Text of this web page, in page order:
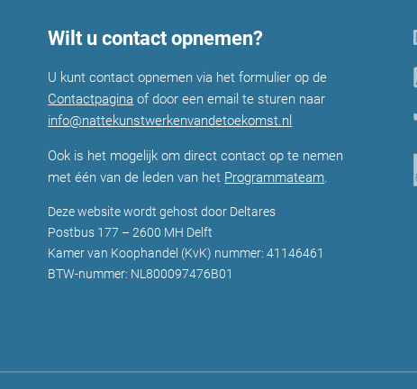
Wilt u contact opnemen?
U kunt contact opnemen via het formulier op de
Contactpagina of door een email te sturen naar
info@nattekunstwerkenvandetoekomst.nl
Ook is het mogelijk om direct contact op te nemen
met één van de leden van het Programmateam.
Deze website wordt gehost door Deltares
Postbus 177 – 2600 MH Delft
Kamer van Koophandel (KvK) nummer: 41146461
BTW-nummer: NL800097476B01